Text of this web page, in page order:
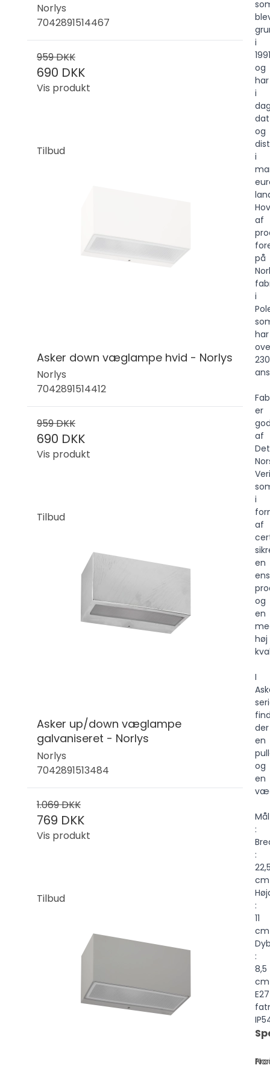
Norlys
7042891514467
959 DKK
690 DKK
Vis produkt
Tilbud
Asker down væglampe hvid - Norlys
Norlys
7042891514412
959 DKK
690 DKK
Vis produkt
Tilbud
Asker up/down væglampe
galvaniseret - Norlys
Norlys
7042891513484
1.069 DKK
769 DKK
Vis produkt
Tilbud
i
og
har
i
og
i
af
på
i
har
230
er
af
Det
i
af
en
og
en
høj
I
der
en
og
en
Mål
:
:
cm
:
11
cm
:
8,5
cm
E27